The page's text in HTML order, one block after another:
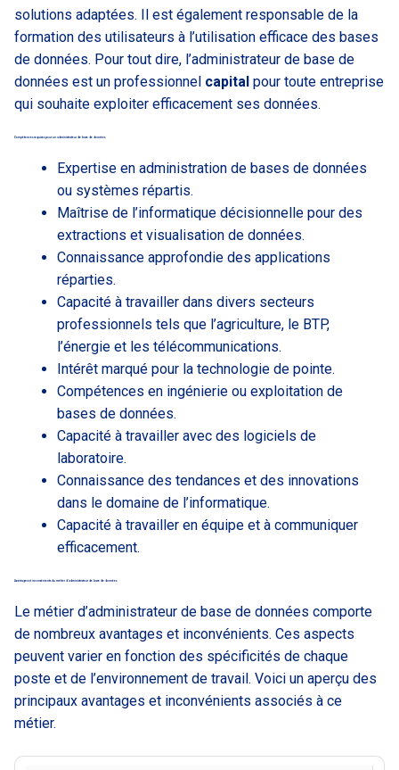
solutions adaptées. Il est également responsable de la
formation des utilisateurs à l’utilisation efficace des bases
de données. Pour tout dire, l’administrateur de base de
données est un professionnel capital pour toute entreprise
qui souhaite exploiter efficacement ses données.
Compétences requises pour un administrateur de base de données
Expertise en administration de bases de données
ou systèmes répartis.
Maîtrise de l’informatique décisionnelle pour des
extractions et visualisation de données.
Connaissance approfondie des applications
réparties.
Capacité à travailler dans divers secteurs
professionnels tels que l’agriculture, le BTP,
l’énergie et les télécommunications.
Intérêt marqué pour la technologie de pointe.
Compétences en ingénierie ou exploitation de
bases de données.
Capacité à travailler avec des logiciels de
laboratoire.
Connaissance des tendances et des innovations
dans le domaine de l’informatique.
Capacité à travailler en équipe et à communiquer
efficacement.
Avantages et inconvénients du métier d’administrateur de base de données
Le métier d’administrateur de base de données comporte
de nombreux avantages et inconvénients. Ces aspects
peuvent varier en fonction des spécificités de chaque
poste et de l’environnement de travail. Voici un aperçu des
principaux avantages et inconvénients associés à ce
métier.